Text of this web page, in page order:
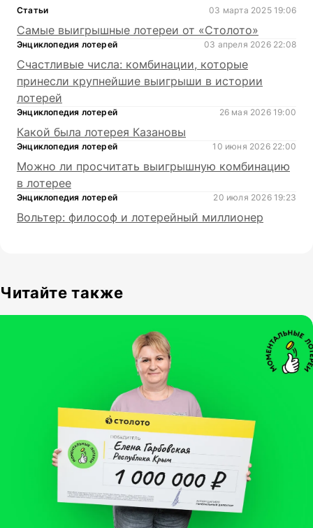
Статьи 03 марта 2025 19:06
Самые выигрышные лотереи от «Столото»
Энциклопедия лотерей 03 апреля 2026 22:08
Счастливые числа: комбинации, которые
принесли крупнейшие выигрыши в истории
лотерей
Энциклопедия лотерей 26 мая 2026 19:00
Какой была лотерея Казановы
Энциклопедия лотерей 10 июня 2026 22:00
Можно ли просчитать выигрышную комбинацию
в лотерее
Энциклопедия лотерей 20 июля 2026 19:23
Вольтер: философ и лотерейный миллионер
Читайте также